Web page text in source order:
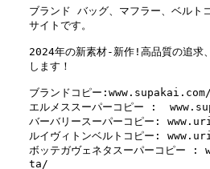
ブランド バッグ、マフラー、ベルト
サイトです。
2024年の新素材-新作!高品質の追求
します！
ブランドコピー
エルメススーパーコピー :
バーバリースーパーコピー:
ルイヴィトンベルトコピー:
ボッテガヴェネタスーパーコピ
ta/